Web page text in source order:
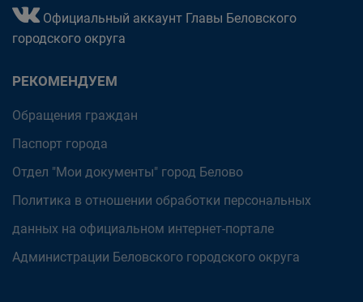
Официальный аккаунт Главы Беловского
городского округа
РЕКОМЕНДУЕМ
Обращения граждан
Паспорт города
Отдел "Мои документы" город Белово
Политика в отношении обработки персональных
данных на официальном интернет-портале
Администрации Беловского городского округа